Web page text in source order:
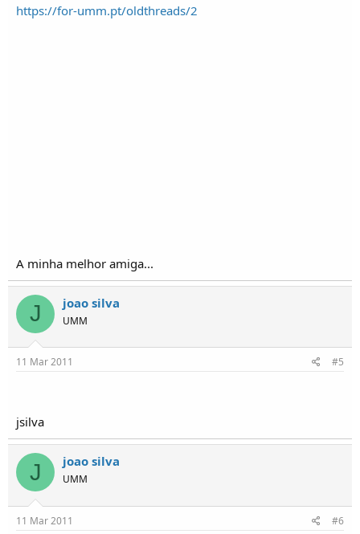
https://for-umm.pt/oldthreads/2
A minha melhor amiga...
J joao silva
UMM
11 Mar 2011 #5
jsilva
J joao silva
UMM
11 Mar 2011 #6